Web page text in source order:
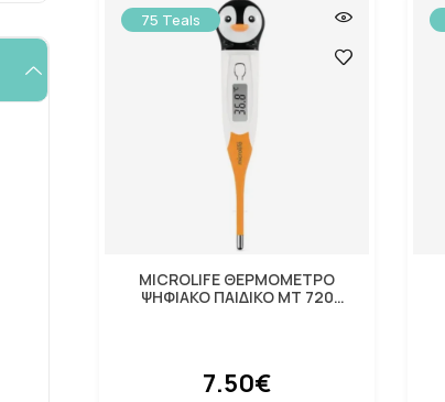
75 Teals
MICROLIFE ΘΕΡΜΟΜΕΤΡΟ
ΨΗΦΙΑΚΟ ΠΑΙΔΙΚΟ MT 720
7.50€